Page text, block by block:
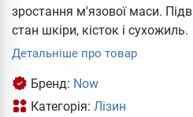
зростання м'язової маси.
стан шкіри, кісток і сухожиль.
Детальніше про товар
Бренд: Now
Категорія: Лізин